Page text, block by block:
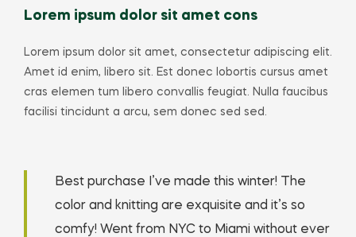
Lorem ipsum dolor sit amet cons
Lorem ipsum dolor sit amet, consectetur adipiscing elit.
Amet id enim, libero sit. Est donec lobortis cursus amet
cras elemen tum libero convallis feugiat. Nulla faucibus
facilisi tincidunt a arcu, sem donec sed sed.
Best purchase I’ve made this winter! The
color and knitting are exquisite and it’s so
comfy! Went from NYC to Miami without ever